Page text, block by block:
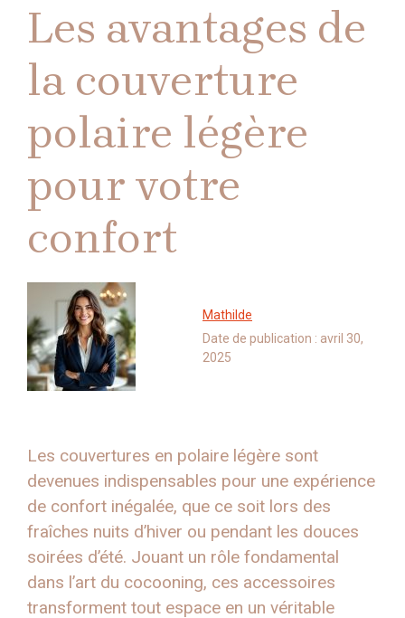
Les avantages de
la couverture
polaire légère
pour votre
confort
Mathilde
Date de publication : avril 30,
2025
Les couvertures en polaire légère sont
devenues indispensables pour une expérience
de confort inégalée, que ce soit lors des
fraîches nuits d’hiver ou pendant les douces
soirées d’été. Jouant un rôle fondamental
dans l’art du cocooning, ces accessoires
transforment tout espace en un véritable